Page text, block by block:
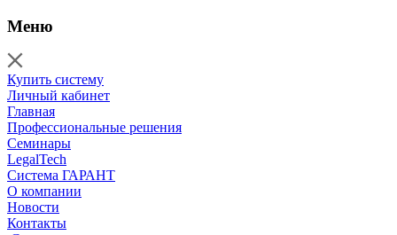
Меню
Купить систему
Личный кабинет
Главная
Профессиональные решения
Семинары
LegalTech
Система ГАРАНТ
О компании
Новости
Контакты